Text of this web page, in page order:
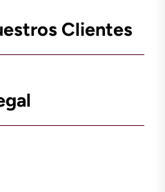
Clientes